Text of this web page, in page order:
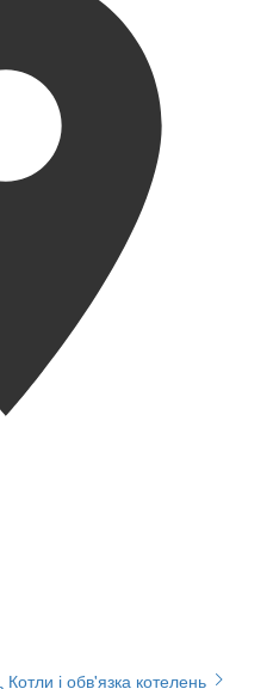
Котли і обв'язка котелень